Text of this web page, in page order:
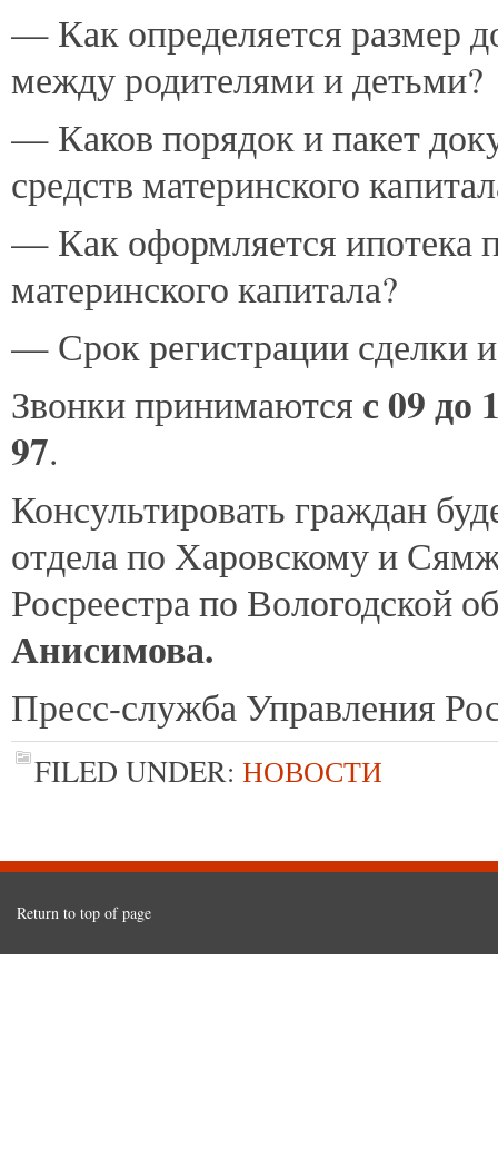
— Как определяется размер
между родителями и детьми?
— Каков порядок и пакет
средств материнского
— Как оформляется ипотека
материнского капитала?
— Срок регистрации сделки
Звонки принимаются с 09 до
97.
Консультировать граждан
отдела по Харовскому и
Росреестра по Вологодской
Анисимова.
Пресс-служба Управления
FILED UNDER: НОВОСТИ
Return to top of page